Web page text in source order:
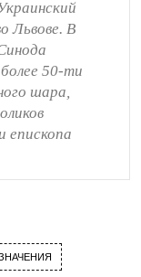
Львове. В
50-ти
шара,
епископа